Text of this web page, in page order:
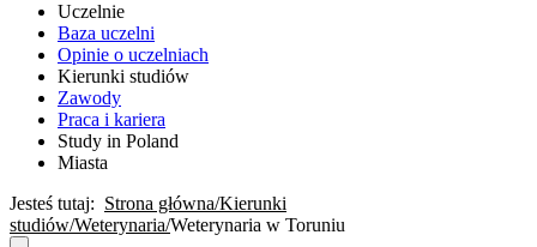
Uczelnie
Baza uczelni
Opinie o uczelniach
Kierunki studiów
Zawody
Praca i kariera
Study in Poland
Miasta
Jesteś tutaj: Strona główna Kierunki
studiów Weterynaria Weterynaria w Toruniu